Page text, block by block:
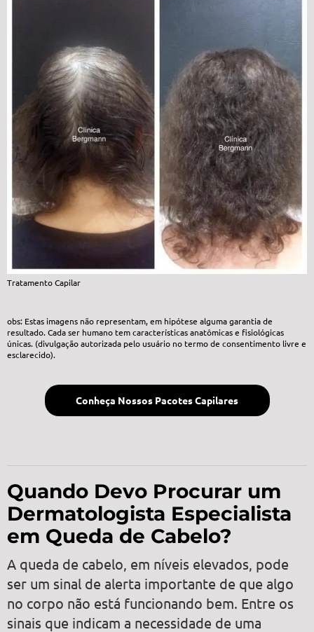
Tratamento Capilar
obs: Estas imagens não representam, em hipótese alguma garantia de
resultado. Cada ser humano tem características anatômicas e fisiológicas
únicas. (divulgação autorizada pelo usuário no termo de consentimento livre e
esclarecido).
Conheça Nossos Pacotes Capilares
Quando Devo Procurar um
Dermatologista Especialista
em Queda de Cabelo?
A queda de cabelo, em níveis elevados, pode
ser um sinal de alerta importante de que algo
no corpo não está funcionando bem. Entre os
sinais que indicam a necessidade de uma